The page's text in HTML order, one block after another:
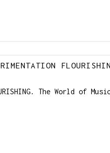
The World of